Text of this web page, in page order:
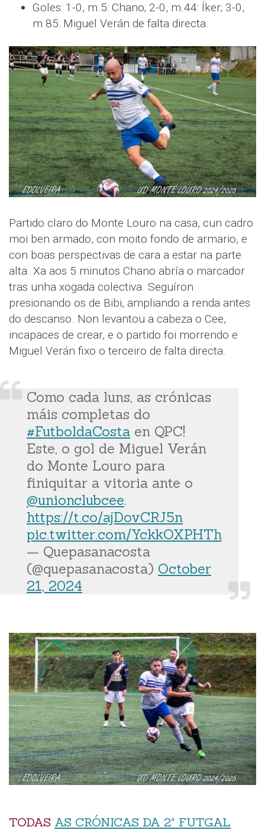
Goles: 1-0, m.5: Chano; 2-0, m.44: Íker; 3-0,
m.85: Miguel Verán de falta directa.
Partido claro do Monte Louro na casa, cun cadro
moi ben armado, con moito fondo de armario, e
con boas perspectivas de cara a estar na parte
alta. Xa aos 5 minutos Chano abría o marcador
tras unha xogada colectiva. Seguíron
presionando os de Bibi, ampliando a renda antes
do descanso. Non levantou a cabeza o Cee,
incapaces de crear, e o partido foi morrendo e
Miguel Verán fixo o terceiro de falta directa.
Como cada luns, as crónicas
máis completas do
#FutboldaCosta en QPC!
Este, o gol de Miguel Verán
do Monte Louro para
finiquitar a vitoria ante o
@unionclubcee.
https://t.co/ajDovCRJ5n
pic.twitter.com/YckkOXPHTh
— Quepasanacosta
(@quepasanacosta) October
21, 2024
TODAS AS CRÓNICAS DA 2ª FUTGAL